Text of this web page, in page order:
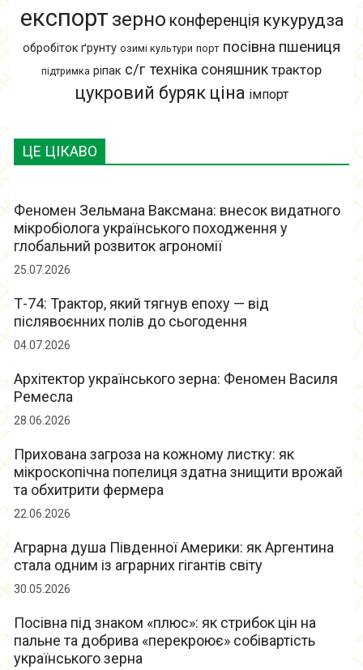
ЦЕ ЦІКАВО
Феномен Зельмана Ваксмана: внесок видатного
мікробіолога українського походження у
глобальний розвиток агрономії
25.07.2026
Т-74: Трактор, який тягнув епоху — від
післявоєнних полів до сьогодення
04.07.2026
Архітектор українського зерна: Феномен Василя
Ремесла
28.06.2026
Прихована загроза на кожному листку: як
мікроскопічна попелиця здатна знищити врожай
та обхитрити фермера
22.06.2026
Аграрна душа Південної Америки: як Аргентина
стала одним із аграрних гігантів світу
30.05.2026
Посівна під знаком «плюс»: як стрибок цін на
пальне та добрива «перекроює» собівартість
українського зерна
експорт зерно конференція кукурудза
обробіток ґрунту озимі культури порт посівна пшениця
підтримка ріпак с/г техніка соняшник трактор
цукровий буряк ціна імпорт